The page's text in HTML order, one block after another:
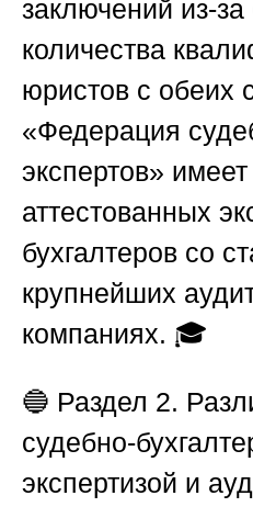
заключений из-
количества
юристов с обеих
«Федерация
экспертов»
аттестованных
бухгалтеров со
крупнейших
компаниях. 🎓
🔵 Раздел 2.
судебно-
экспертизой и